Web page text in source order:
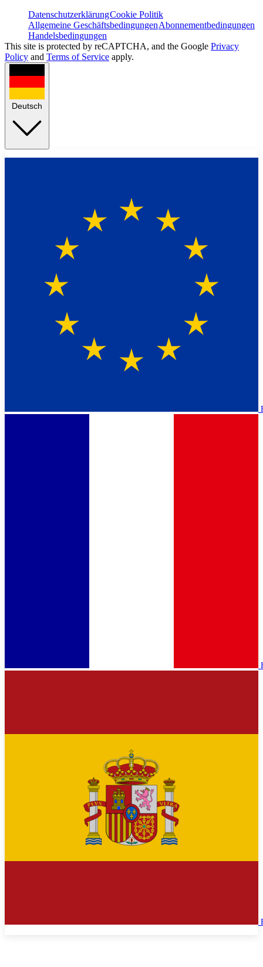
DatenschutzerklärungCookie Politik
Allgemeine GeschäftsbedingungenAbonnementbedingungen
Handelsbedingungen
This site is protected by reCAPTCHA, and the Google Privacy
Policy and Terms of Service apply.
Deutsch